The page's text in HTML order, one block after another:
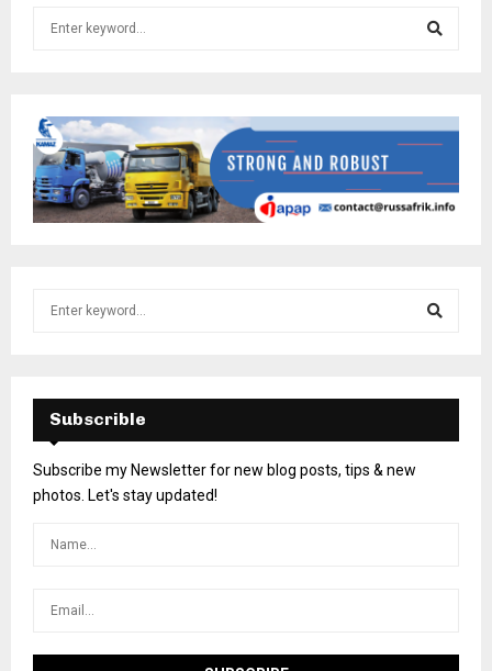
Subscrible
Subscribe my Newsletter for new blog posts, tips & new
photos. Let's stay updated!